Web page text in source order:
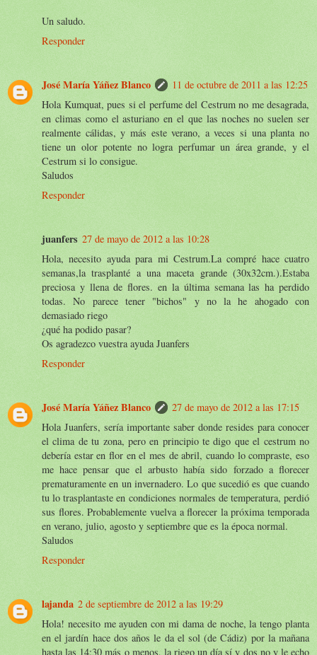
Un saludo.
Responder
José María Yáñez Blanco
11 de octubre de 2011 a las 12:25
Hola Kumquat, pues si el perfume del Cestrum no me desagrada,
en climas como el asturiano en el que las noches no suelen ser
realmente cálidas, y más este verano, a veces si una planta no
tiene un olor potente no logra perfumar un área grande, y el
Cestrum si lo consigue.
Saludos
Responder
juanfers 27 de mayo de 2012 a las 10:28
Hola, necesito ayuda para mi Cestrum.La compré hace cuatro
semanas,la trasplanté a una maceta grande (30x32cm.).Estaba
preciosa y llena de flores. en la última semana las ha perdido
todas. No parece tener "bichos" y no la he ahogado con
demasiado riego
¿qué ha podido pasar?
Os agradezco vuestra ayuda Juanfers
Responder
José María Yáñez Blanco
27 de mayo de 2012 a las 17:15
Hola Juanfers, sería importante saber donde resides para conocer
el clima de tu zona, pero en principio te digo que el cestrum no
debería estar en flor en el mes de abril, cuando lo compraste, eso
me hace pensar que el arbusto había sido forzado a florecer
prematuramente en un invernadero. Lo que sucedió es que cuando
tu lo trasplantaste en condiciones normales de temperatura, perdió
sus flores. Probablemente vuelva a florecer la próxima temporada
en verano, julio, agosto y septiembre que es la época normal.
Saludos
Responder
lajanda 2 de septiembre de 2012 a las 19:29
Hola! necesito me ayuden con mi dama de noche, la tengo planta
en el jardín hace dos años le da el sol (de Cádiz) por la mañana
hasta las 14:30 más o menos, la riego un día sí y dos no y le echo